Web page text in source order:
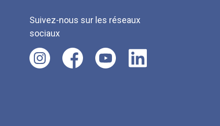
Suivez-nous sur les réseaux
sociaux